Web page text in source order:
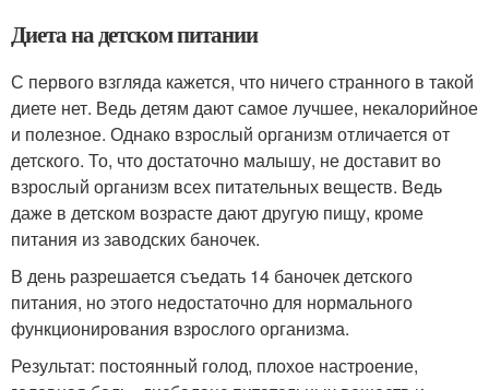
Диета на детском питании
С первого взгляда кажется, что ничего странного в такой
диете нет. Ведь детям дают самое лучшее, некалорийное
и полезное. Однако взрослый организм отличается от
детского. То, что достаточно малышу, не доставит во
взрослый организм всех питательных веществ. Ведь
даже в детском возрасте дают другую пищу, кроме
питания из заводских баночек.
В день разрешается съедать 14 баночек детского
питания, но этого недостаточно для нормального
функционирования взрослого организма.
Результат: постоянный голод, плохое настроение,